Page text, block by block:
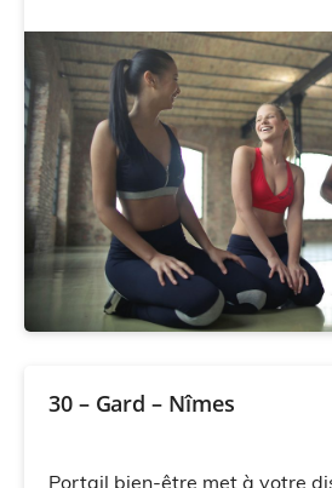
30 – Gard – Nîmes
Portail bien-être met à votre